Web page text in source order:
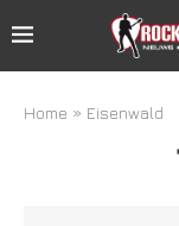
Home » Eisenwald